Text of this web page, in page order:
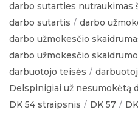
darbo sutarties nutraukimas
darbo sutartis
darbo
darbo užmokesčio
darbo užmokesčio
darbuotojo teisės
Delspinigiai už nesumokėtą
DK 54 straipsnis
DK 57